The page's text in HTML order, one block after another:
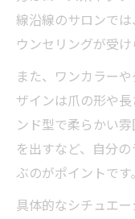
ポイント
線沿線のサロンで
ウンセリングが受け
また、ワンカラー
ザインは爪の形や
ンド型で柔らかい
を出すなど、自分
ぶのがポイントです。
具体的なシチュエ